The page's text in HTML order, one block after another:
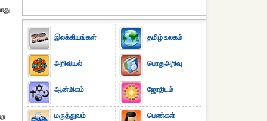
இலக்கியங்கள்
அறிவியல்
ஆன்மிகம்
மருத்துவம்
தமிழ் உலகம்
பொதுஅறிவு
ஜோதிடம்
பெண்கள்